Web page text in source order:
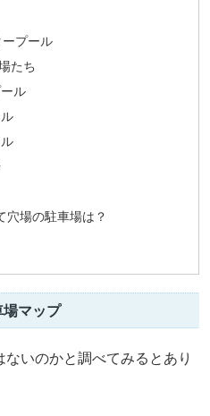
プール
たち
ル
穴場の駐車場は？
場マップ
いのかと調べてみるとあり